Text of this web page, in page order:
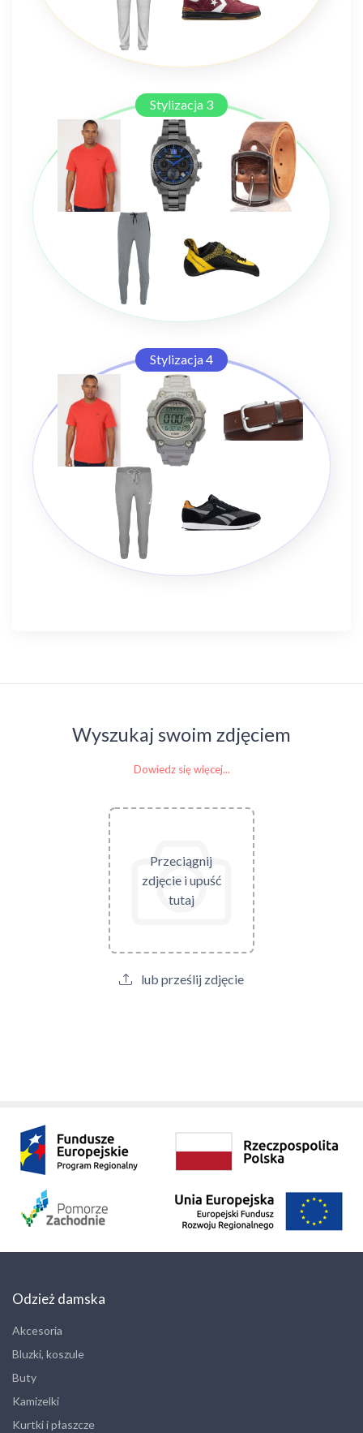
Stylizacja 3
Stylizacja 4
Wyszukaj swoim zdjęciem
Dowiedz się więcej...
Przeciągnij
zdjęcie i upuść
tutaj
lub prześlij zdjęcie
Odzież damska
Akcesoria
Bluzki, koszule
Buty
Kamizelki
Kurtki i płaszcze